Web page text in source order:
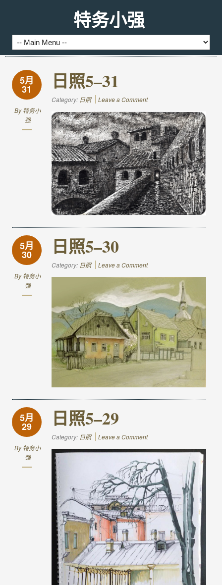
特务小强
5月
31
By特务小
强
日照5–31
Category: 日照 Leave a Comment
5月
30
By特务小
强
日照5–30
Category: 日照 Leave a Comment
5月
29
By特务小
强
日照5–29
Category: 日照 Leave a Comment